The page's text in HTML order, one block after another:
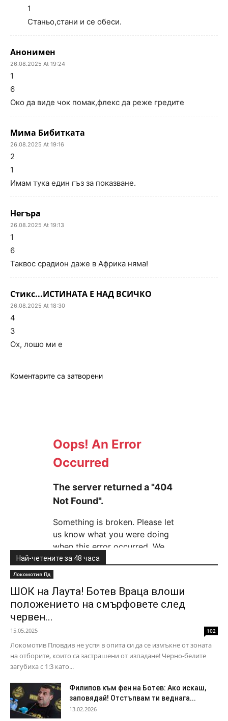
1
Станьо,стани и се обеси.
Анонимен
26.08.2025 At 19:24
1
6
Око да виде чок помак,флекс да реже гредите
Мима Бибитката
26.08.2025 At 19:16
2
1
Имам тука един гъз за показване.
Негъра
26.08.2025 At 19:13
1
6
Таквос срадион даже в Африка няма!
Стикс...ИСТИНАТА Е НАД ВСИЧКО
26.08.2025 At 18:30
4
3
Ох, лошо ми е
Коментарите са затворени
Най-четените за 48 часа
Локомотив Пд
ШОК на Лаута! Ботев Враца влоши
положението на смърфовете след
червен...
15.05.2025 102
Локомотив Пловдив не успя в опита си да се измъкне от зоната
на отборите, които са застрашени от изпадане! Черно-белите
загубиха с 1:3 като...
Филипов към фен на Ботев: Ако искаш,
заповядай! Отстъпвам ти веднага...
13.02.2026